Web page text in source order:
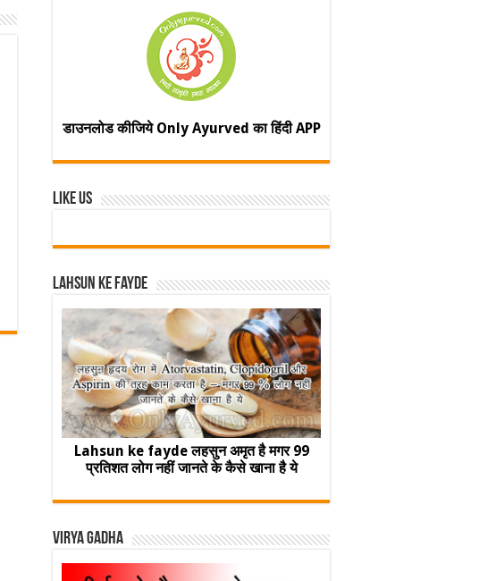
डाउनलोड कीजिये Only Ayurved का हिंदी APP
Like Us
Lahsun ke fayde
Lahsun ke fayde लहसुन अमृत है मगर 99
प्रतिशत लोग नहीं जानते के कैसे खाना है ये
Virya Gadha